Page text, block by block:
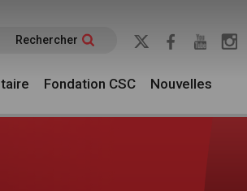
Rechercher
Fondation CSC Nouvelles